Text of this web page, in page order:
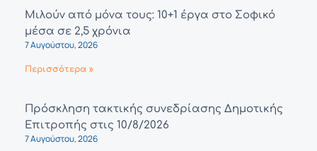
Μιλούν από μόνα τους: 10+1 έργα στο Σοφικό
μέσα σε 2,5 χρόνια
7 Αυγούστου, 2026
Περισσότερα »
Πρόσκληση τακτικής συνεδρίασης Δημοτικής
Επιτροπής στις 10/8/2026
7 Αυγούστου, 2026